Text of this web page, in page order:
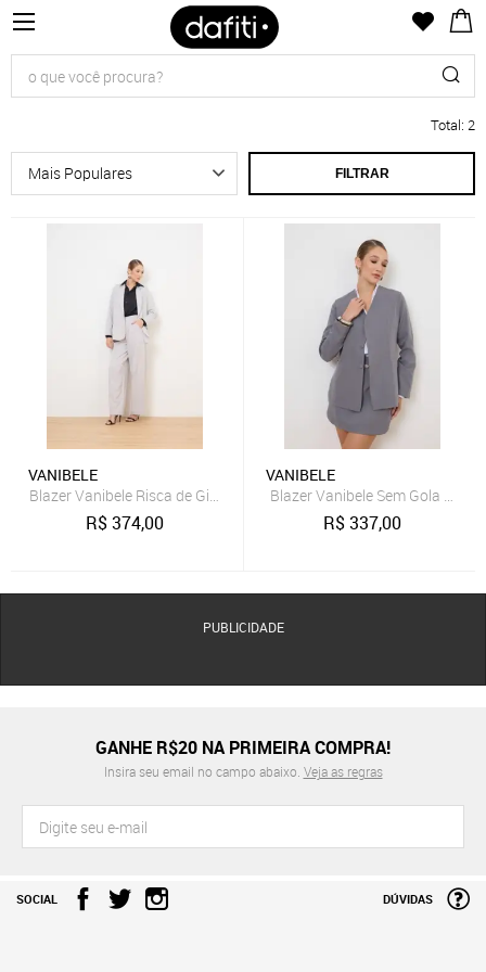
Total: 2
FILTRAR
VANIBELE
Blazer Vanibele Risca de Giz Cinza
R$374,00
VANIBELE
Blazer Vanibele Sem Gola
R$337,00
PUBLICIDADE
GANHE R$20 NA PRIMEIRA COMPRA!
Insira seu email no campo abaixo. Veja as regras
SOCIAL DÚVIDAS